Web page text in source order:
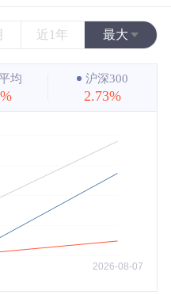
近1年 最大
近3年
近5年
最大
均 沪深300
2.73%